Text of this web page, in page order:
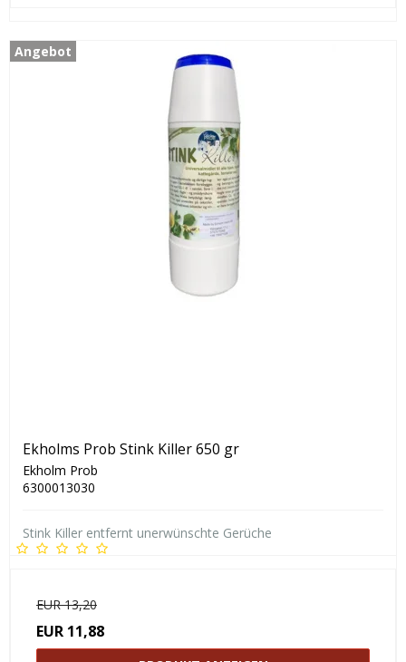
Angebot
Ekholms Prob Stink Killer 650 gr
Ekholm Prob
6300013030
Stink Killer entfernt unerwünschte Gerüche
EUR 13,20
EUR 11,88